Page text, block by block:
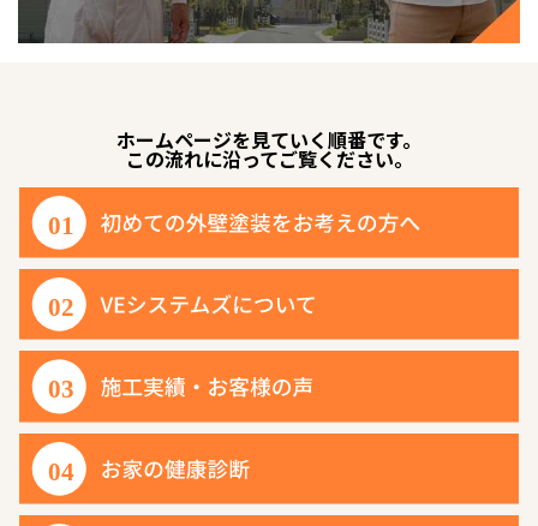
ホームページを見ていく順番です。
この流れに沿ってご覧ください。